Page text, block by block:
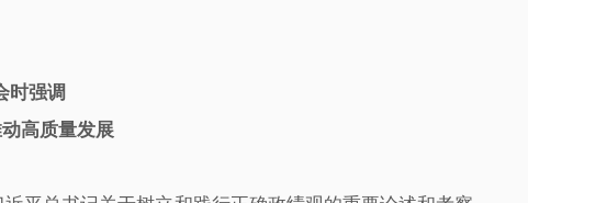
时强调
高质量发展